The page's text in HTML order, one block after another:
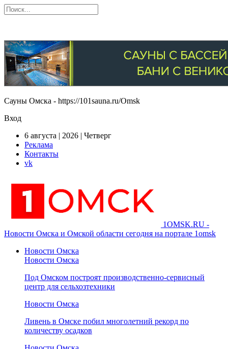
Сауны Омска - https://101sauna.ru/Omsk
Вход
6 августа | 2026 | Четверг
Реклама
Контакты
vk
1OMSK.RU -
Новости Омска и Омской области сегодня на портале 1omsk
Новости Омска
Новости Омска
Под Омском построят производственно-сервисный
центр для сельхозтехники
Новости Омска
Ливень в Омске побил многолетний рекорд по
количеству осадков